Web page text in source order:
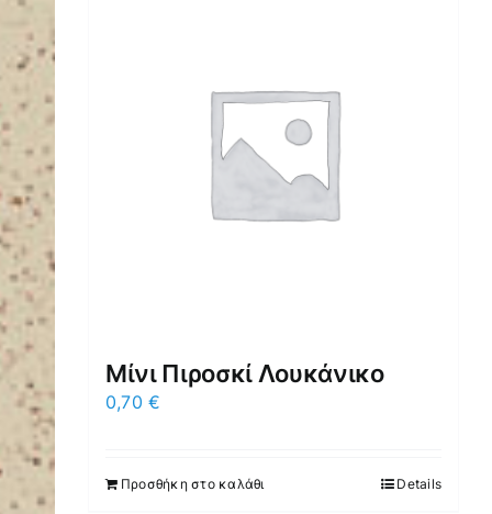
Μίνι Πιροσκί Λουκάνικο
0,70€
Προσθήκη στο καλάθι Details